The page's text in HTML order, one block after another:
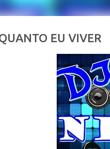
EU VIVER